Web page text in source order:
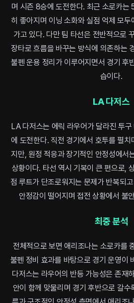
며 시즌 8승에 도전한다. 최근 소로카는
히 좋아지며 이닝 소화와 실점 억제 모두
가고 있다. 다만 팀 타선은 전반적으로
장타로 흐름을 바꾸는 방식에 의존하는
불펜 운용 정리가 이루어지면서 경기 후
습이다.
LA 다저스
LA 다저스는 에릭 라우어가 달라진 투
에 도전한다. 직전 경기에서 호투를 펼
지만, 원정 적응과 장기적인 안정성에서
상황이다. 타선 역시 기복이 큰 편으로,
점 루트가 단조로워지는 문제가 반복되
안정감이 떨어지며 접전 상황에서 불
최중 분석
전체적으로 보면 애리조나는 소로카를
불펜 정비 효과를 바탕으로 경기 운영이
다저스는 라우어의 반등 가능성은 존재
안이 함께 맞물리며 경기 후반으로 갈